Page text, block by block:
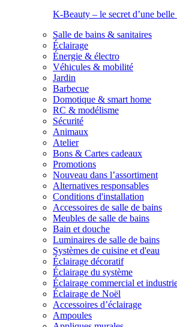
K-Beauty – le secret d’une belle
Salle de bains & sanitaires
Éclairage
Énergie & électro
Véhicules & mobilité
Jardin
Barbecue
Domotique & smart home
RC & modélisme
Sécurité
Animaux
Atelier
Bons & Cartes cadeaux
Promotions
Nouveau dans l’assortiment
Alternatives responsables
Conditions d'installation
Accessoires de salle de bains
Meubles de salle de bains
Bain et douche
Luminaires de salle de bains
Systèmes de cuisine et d'eau
Éclairage décoratif
Éclairage du système
Éclairage commercial et
Éclairage de Noël
Accessoires d’éclairage
Ampoules